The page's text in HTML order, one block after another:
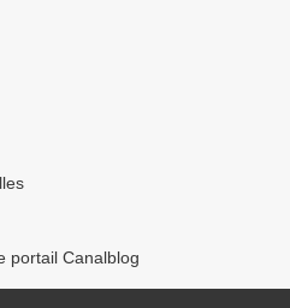
portail Canalblog